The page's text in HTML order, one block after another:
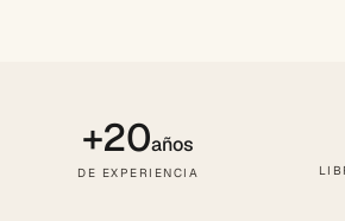
+20años
DE EXPERIENCIA